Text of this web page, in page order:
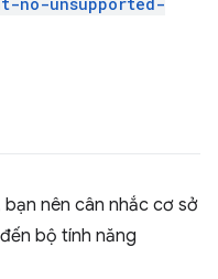
bạn nên cân nhắc cơ sở
bộ tính năng